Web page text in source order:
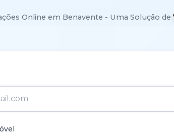
Online em Benavente - Uma Solução de